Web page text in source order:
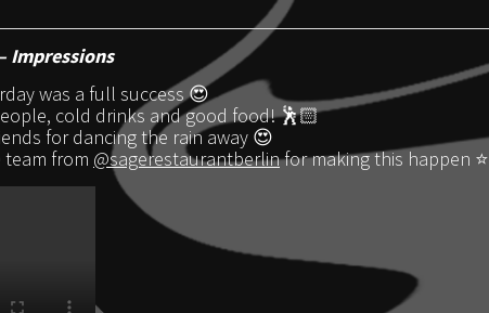
Impressions
was a full success 😍
cold drinks and good food! 🕺🏻
for dancing the rain away 😍
from @sagerestaurantberlinfor making this happen ⭐️